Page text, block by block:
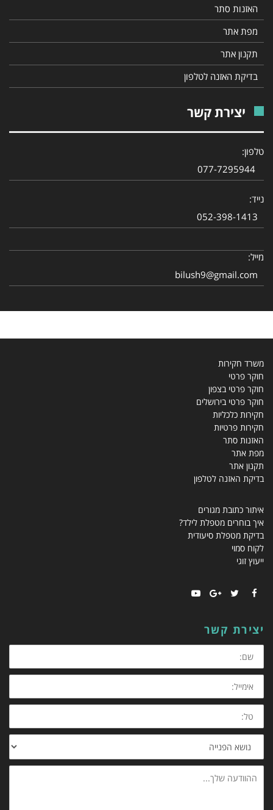
האזנות סתר
מפת אתר
תקנון אתר
בדיקת האזנה לטלפון
יצירת קשר
טלפון:
077-7295944
נייד:
052-398-1413
מייל:
bilush9@gmail.com
משרד חקירות
חוקר פרטי
חוקר פרטי בצפון
חוקר פרטי בירושלים
חקירות כלכליות
חקירות פרטיות
האזנות סתר
מפת אתר
תקנון אתר
בדיקת האזנה לטלפון
איתור כתובת מגורים
איך בוחרים מטפלת לילד?
בדיקת מטפלת סיעודית
לקוח סמוי
ייעוץ זוגי
יצירת קשר